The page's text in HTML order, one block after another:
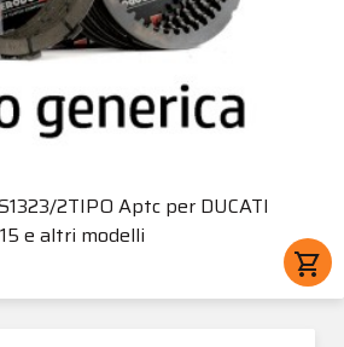
2TIPO Aptc per DUCATI
e altri modelli
shopping_cart